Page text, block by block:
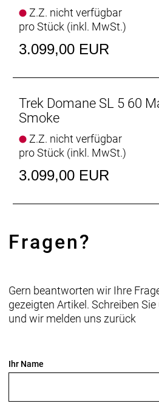
breiten Reifen, aber dank der
mm-Reifen kannst du von
leichtem Schotter alles unter
Aufnahmepunkten am
Ganztagestouren stets genug
Raffinierte Integration
Das Domane mit seiner
Zug-/Leitungsführung und der
Geschlecht: Uni
Zugführung, 3S-
Flat Mount Bremsaufnahme,
Steckachse
Z.Z. nicht verfügbar
pro Stück (inkl. MwSt.)
3.099,00 EUR
Trek Domane SL 5 60
Smoke
Z.Z. nicht verfügbar
pro Stück (inkl. MwSt.)
3.099,00 EUR
Fragen?
Gern beantworten wir Ihre
gezeigten Artikel. Schreiben
und wir melden uns zurück
Ihr Name